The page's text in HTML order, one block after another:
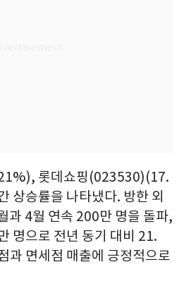
롯데쇼핑(023530)(17.
상승률을 나타냈다. 방한 외
과 4월 연속 200만 명을 돌파,
명으로 전년 동기 대비 21.
과 면세점 매출에 긍정적으로